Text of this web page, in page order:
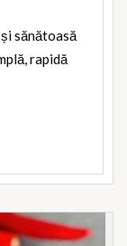
sănătoasă
rapidă